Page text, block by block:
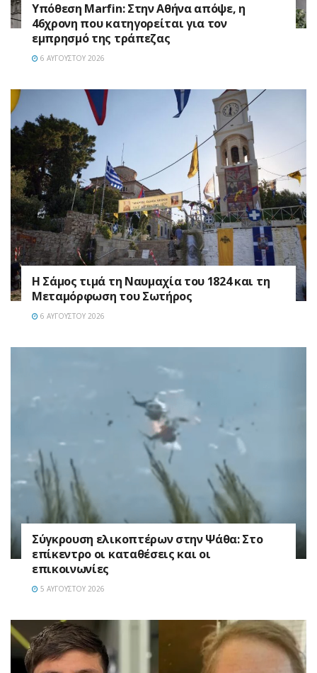
Υπόθεση Marfin: Στην Αθήνα απόψε, η
46χρονη που κατηγορείται για τον
εμπρησμό της τράπεζας
6 ΑΥΓΟΎΣΤΟΥ 2026
Η Σάμος τιμά τη Ναυμαχία του 1824 και τη
Μεταμόρφωση του Σωτήρος
6 ΑΥΓΟΎΣΤΟΥ 2026
Σύγκρουση ελικοπτέρων στην Ψάθα: Στο
επίκεντρο οι καταθέσεις και οι
επικοινωνίες
5 ΑΥΓΟΎΣΤΟΥ 2026